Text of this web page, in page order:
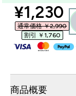
¥1,230‎
通常価格 ￥2,990‎
割引 ￥1,760‎
商品概要